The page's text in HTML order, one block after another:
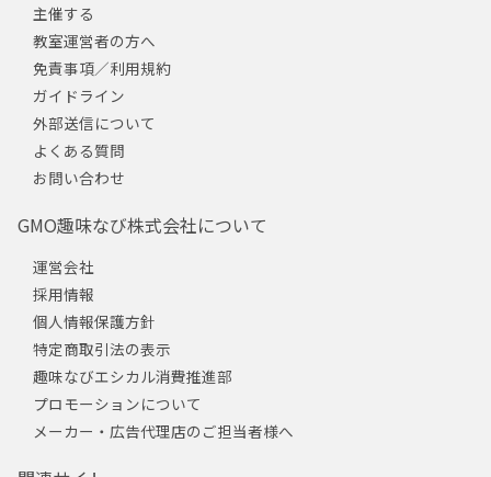
主催する
教室運営者の方へ
免責事項／利用規約
ガイドライン
外部送信について
よくある質問
お問い合わせ
GMO趣味なび株式会社について
運営会社
採用情報
個人情報保護方針
特定商取引法の表示
趣味なびエシカル消費推進部
プロモーションについて
メーカー・広告代理店のご担当者様へ